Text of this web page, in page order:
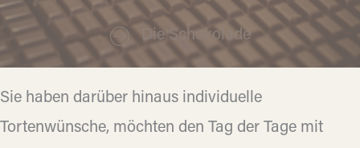
Die Schokolade
Sie haben darüber hinaus individuelle
Tortenwünsche, möchten den Tag der Tage mit